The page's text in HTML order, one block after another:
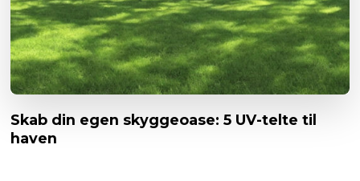
Skab din egen skyggeoase: 5 UV-telte til
haven